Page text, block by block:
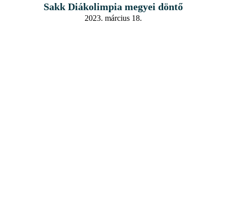
Sakk Diákolimpia megyei döntő
2023. március 18.